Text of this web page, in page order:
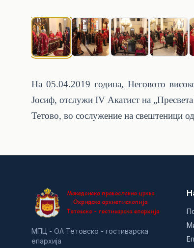
На 05.04.2019 година, Неговото
Јосиф, отслужиIV Акатист на
Тетово, во сослужение на свештеници
МПЦ - ОА Тетовско - гостиварска
епархија